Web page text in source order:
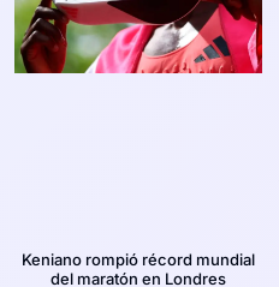
Keniano rompió récord mundial
del maratón en Londres